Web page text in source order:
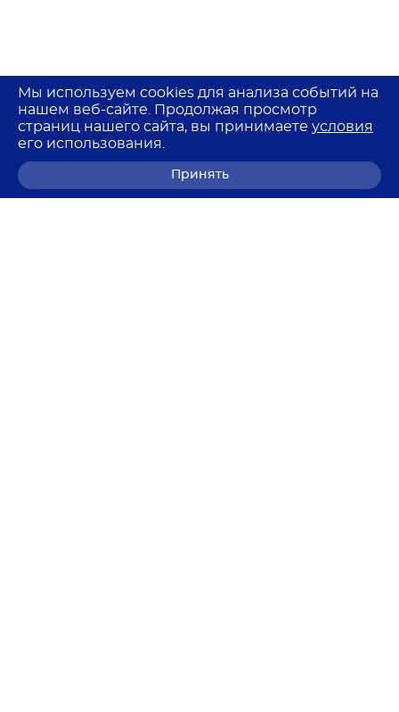
Мы используем cookies для анализа событий на
нашем веб-сайте. Продолжая просмотр
страниц нашего сайта, вы принимаете условия
его использования.
Принять